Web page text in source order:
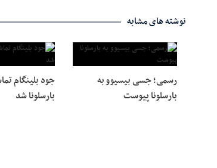
نوشته های مشابه
رسمی؛ جسی بیسیوو به
بارسلونا پیوست
جود بلینگام
بارسلونا شد